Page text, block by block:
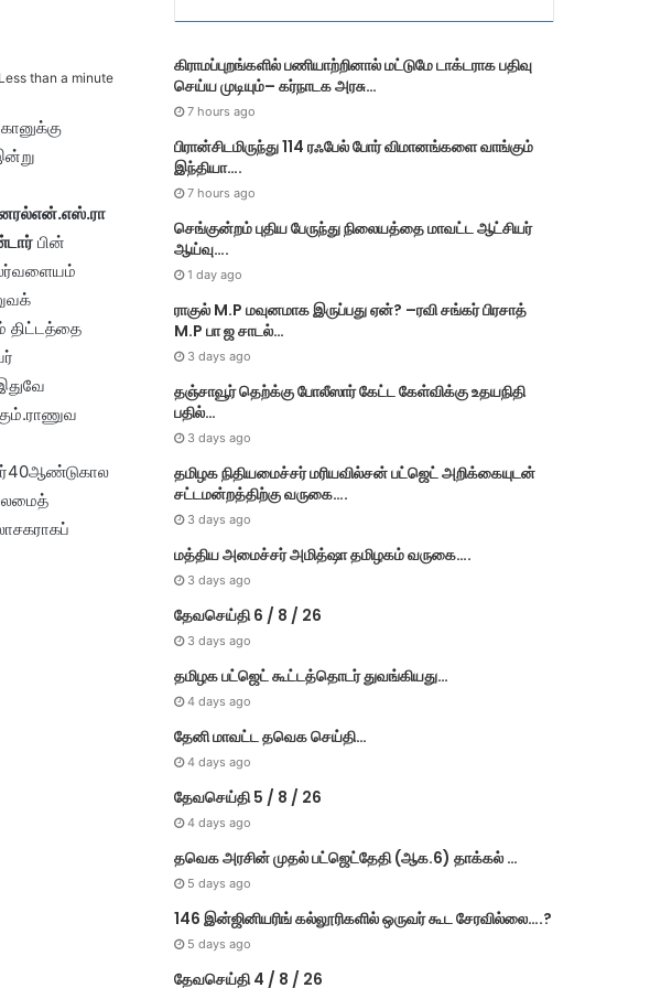
Less than a minute
பின்
திட்டத்தை
e
s
கிராமப்புறங்களில் பணியாற்றினால் மட்டுமே டாக்டராக பதிவு
செய்ய முடியும்– கர்நாடக அரசு…
7 hours ago
பிரான்சிடமிருந்து 114 ரஃபேல் போர் விமானங்களை வாங்கும்
இந்தியா….
7 hours ago
செங்குன்றம் புதிய பேருந்து நிலையத்தை மாவட்ட ஆட்சியர்
ஆய்வு….
1 day ago
ராகுல் M.P மவுனமாக இருப்பது ஏன்? –ரவி சங்கர் பிரசாத்
M.P பா ஜ சாடல்…
3 days ago
தஞ்சாவூர் தெற்க்கு போலீஸார் கேட்ட கேள்விக்கு உதயநிதி
பதில்…
3 days ago
தமி​ழ​க நிதியமைச்சர் மரியவில்சன் பட்ஜெட் அறிக்கையுடன்
சட்டமன்றத்திற்கு வருகை….
3 days ago
மத்திய அமைச்சர் அமித்ஷா தமிழகம் வருகை….
3 days ago
தேவசெய்தி 6 / 8 / 26
3 days ago
தமிழக பட்ஜெட் கூட்டத்தொடர் துவங்கியது…
4 days ago
தேனி மாவட்ட தவெக செய்தி…
4 days ago
தேவசெய்தி 5 / 8 / 26
4 days ago
தவெக அரசின் முதல் பட்​ஜெட்தேதி (ஆக.6) தாக்​கல் …
5 days ago
146 இன்ஜினியரிங் கல்லூரிகளில் ஒருவர் கூட சேரவில்லை….?
5 days ago
தேவசெய்தி 4 / 8 / 26